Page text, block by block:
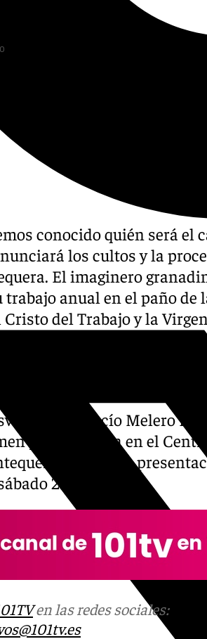
conocido quién será
los cultos y la
El imaginero
trabajo anual en el paño
Cristo del Trabajo y la
crear el cartel de este año.
Virgen del Carmen de
entre otros trabajos
por Rocío Melero
y trabajadora en el
El acto de
21 de junio.
en las redes sociales: